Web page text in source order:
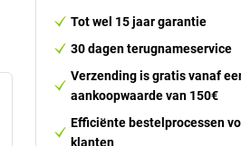
Tot wel 15 jaar garantie
30 dagen terugnameservice
Verzending is gratis vanaf
aankoopwaarde van 150€
Efficiënte bestelprocessen
klanten